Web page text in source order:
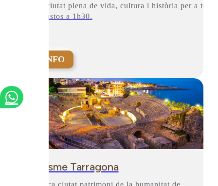
Una ciutat plena de vida, cultura i història per a tots
els gustos a 1h30.
+INFO
Turisme Tarragona
L'única ciutat patrimoni de la humanitat de